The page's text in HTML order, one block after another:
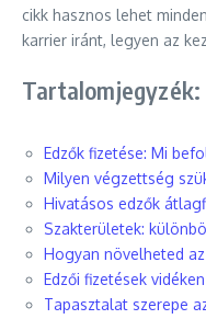
cikk hasznos lehet
karrier iránt, legyen az
Tartalomjegyzék:
Edzők fizetése: Mi
Milyen végzettség
Hivatásos edzők
Szakterületek:
Hogyan növelheted
Edzői fizetések
Tapasztalat szerepe